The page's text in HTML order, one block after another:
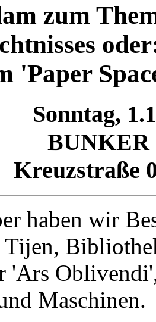
zum
'Paper
Sonntag,
Kreuzstraße
haben wir
Tijen,
'Ars
Maschinen.